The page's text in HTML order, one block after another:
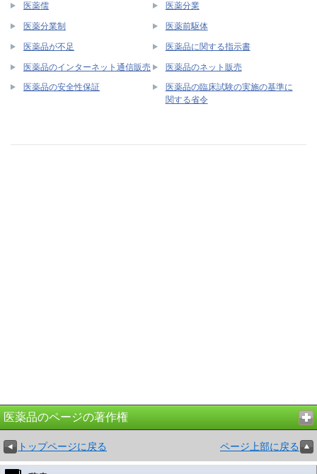
医薬儒 医薬分業
医薬分業制 医薬前駆体
医薬品が不足 医薬品に関する指示書
医薬品のインターネット通信販売 医薬品のネット販売
医薬品の安全性保証
医薬品の臨床試験の実施の基準に
関する省令
医薬品のページの著作権
トップページに戻る ページ上部に戻る